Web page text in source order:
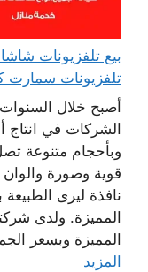
تلفزيونات سمارت
أصبح خلال السنوات
الشركات في
قوية وصورة
نافذة ليرى الطبيعة
المميزة. ولدى
المميزة وبسعر
المزيد